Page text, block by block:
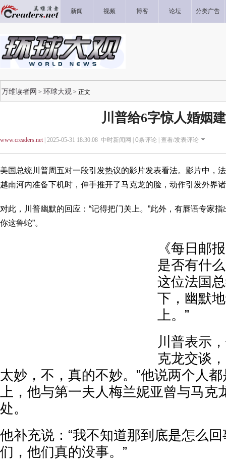
新闻 视频 博客 论坛 分类广告
万维读者网 > 环球大观 > 正文
川普给6字惊人婚姻
www.creaders.net| 2025-05-31 18:30:08 中时新闻网 | 0条评论 | 查看/发表评论
美国总统川普周五对一段引发热议的影片发表看法。影片中，
越南河内准备下机时，伸手推开了马克龙的脸，动作引发外界
对此，川普幽默的回应：“记得把门关上。”此外，有唇语专家
你这鲁蛇”。
《每日邮
是否有什
这位法国
下，幽默
上。”
川普表示
克龙交谈
太妙，不，真的不妙。”他说两个人
上，他与第一夫人梅兰妮亚曾与马克
处。
他补充说：“我不知道那到底是怎么
们，他们真的没事。”